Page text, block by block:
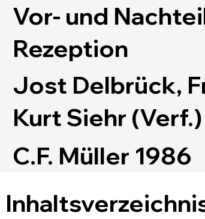
Jost Delbrück,
Kurt Siehr (Verf.)
Vor- und
Rezeption
C.F. Müller 1986